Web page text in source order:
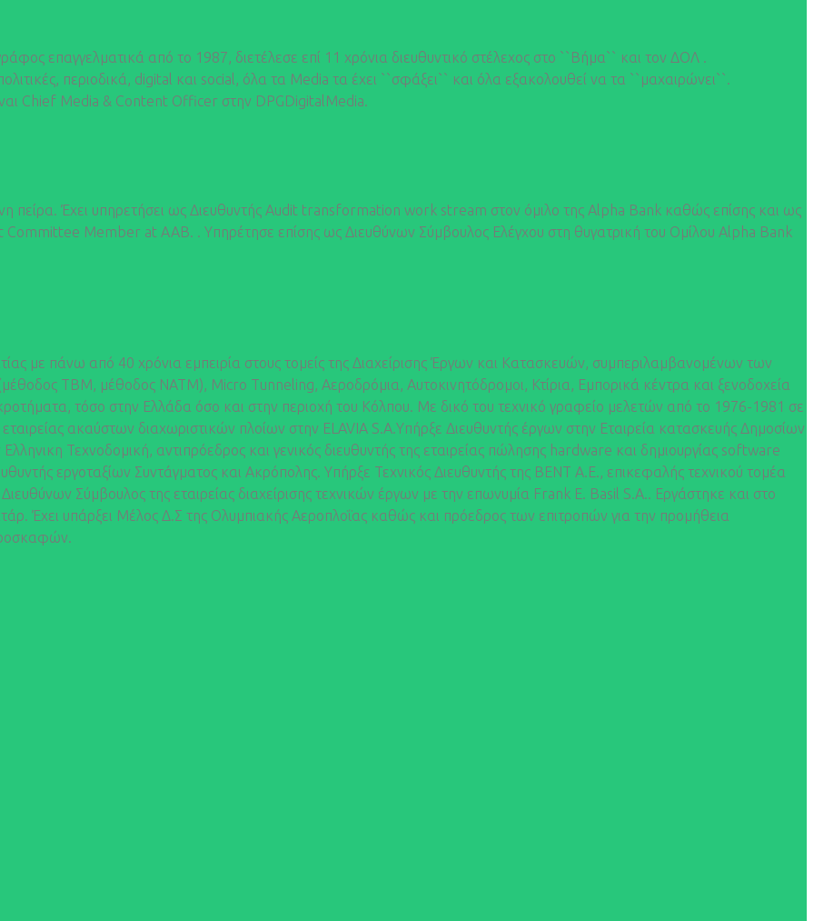
επαγγελματικά από το 1987, διετέλεσε επί 11 χρόνια διευθυντικό στέλεχος στο ``Βήμα`` και τον ΔΟΛ .
περιοδικά, digital και social, όλα τα Μedia τα έχει ``σφάξει`` και όλα εξακολουθεί να τα ``μαχαιρώνει``.
Chief Media & Content Officer στην DPGDigitalMedia.
πείρα. Έχει υπηρετήσει ως Διευθυντής Audit transformation work stream στον όμιλο της Alpha Bank καθώς επίσης και ως
Member at AAB. . Υπηρέτησε επίσης ως Διευθύνων Σύμβουλος Ελέγχου στη θυγατρική του Ομίλου Alpha Bank
με πάνω από 40 χρόνια εμπειρία στους τομείς της Διαχείρισης Έργων και Κατασκευών, συμπεριλαμβανομένων των
TBM, μέθοδος NATM), Micro Tunneling, Αεροδρόμια, Αυτοκινητόδρομοι, Κτίρια, Εμπορικά κέντρα και ξενοδοχεία
τόσο στην Ελλάδα όσο και στην περιοχή του Κόλπου. Με δικό του τεχνικό γραφείο μελετών από το 1976-1981 σε
ακαύστων διαχωριστικών πλοίων στην ELAVIA S.A.Υπήρξε Διευθυντής έργων στην Εταιρεία κατασκευής Δημοσίων
Τεχνοδομική, αντιπρόεδρος και γενικός διευθυντής της εταιρείας πώλησης hardware και δημιουργίας software
εργοταξίων Συντάγματος και Ακρόπολης. Υπήρξε Τεχνικός Διευθυντής της ΒΕΝΤ Α.Ε., επικεφαλής τεχνικού τομέα
Σύμβουλος της εταιρείας διαχείρισης τεχνικών έργων με την επωνυμία Frank E. Basil S.A.. Εργάστηκε και στο
Έχει υπάρξει Μέλος Δ.Σ της Ολυμπιακής Αεροπλοΐας καθώς και πρόεδρος των επιτροπών για την προμήθεια